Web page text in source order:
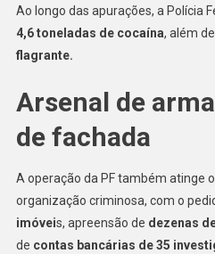
Ao longo das apurações, a Polícia
4,6 toneladas de cocaína, além
flagrante.
Arsenal de
de fachada
A operação da PF também atinge o
organização criminosa, com o
imóveis, apreensão de dezenas
de contas bancárias de 35